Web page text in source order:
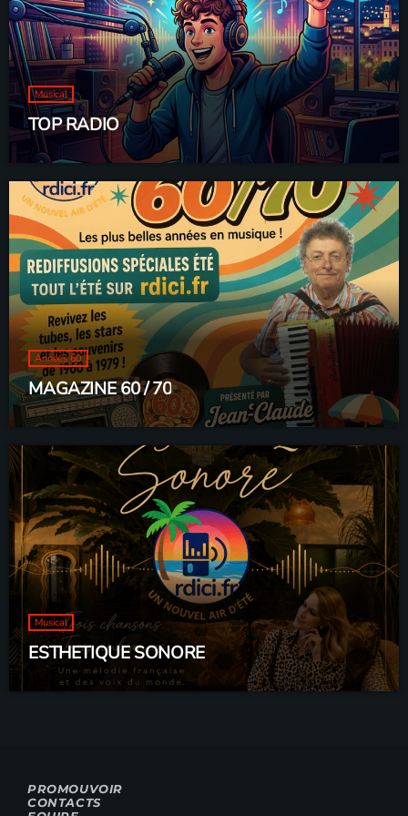
Musical
TOP RADIO
Années 60
MAGAZINE 60 / 70
Musical
ESTHETIQUE SONORE
PROMOUVOIR
CONTACTS